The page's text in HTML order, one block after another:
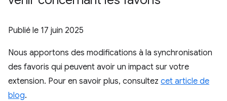
Publié le 17 juin 2025
Nous apportons des modifications à la synchronisation
des favoris qui peuvent avoir un impact sur votre
extension. Pour en savoir plus, consultez cet article de
blog.